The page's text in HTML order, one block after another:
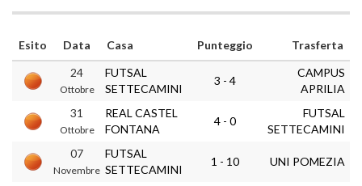
Esito Data Casa Punteggio
Trasferta
24
Ottobre
FUTSAL
SETTECAMINI
3 - 4
CAMPUS
APRILIA
31
Ottobre
REAL CASTEL
FONTANA
4 - 0
FUTSAL
SETTECAMINI
07
Novembre
FUTSAL
SETTECAMINI
1 - 10 UNI POMEZIA